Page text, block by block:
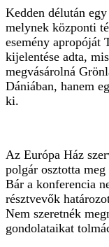
Kedden délután
melynek központi
esemény apropóját
kijelentése adta,
megvásárolná
Dániában, hanem
ki.
Az Európa Ház
polgár osztotta
Bár a konferencia
résztvevők
Nem szeretnék
gondolataikat